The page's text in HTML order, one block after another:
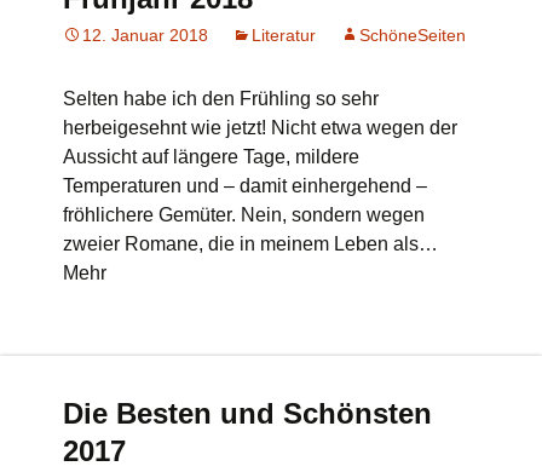
12. Januar 2018 Literatur SchöneSeiten
Selten habe ich den Frühling so sehr
herbeigesehnt wie jetzt! Nicht etwa wegen der
Aussicht auf längere Tage, mildere
Temperaturen und – damit einhergehend –
fröhlichere Gemüter. Nein, sondern wegen
zweier Romane, die in meinem Leben als…
Mehr
Die Besten und Schönsten
2017